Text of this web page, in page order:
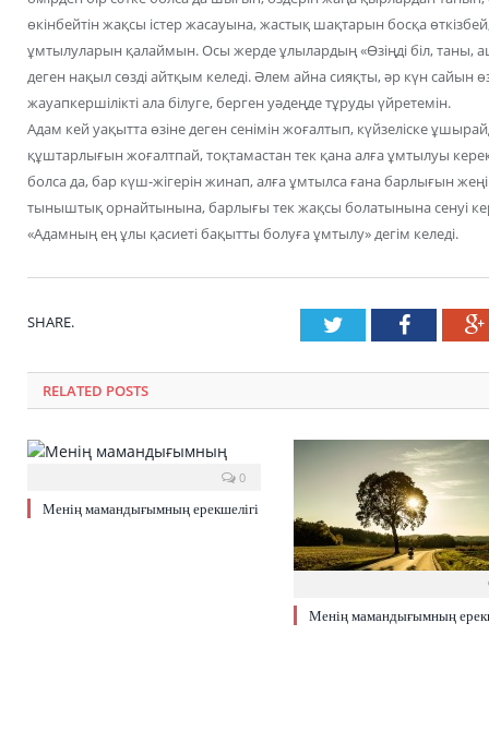
өкінбейтін жақсы істер жасауына, жастық шақтарын босқа
ұмтылуларын қалаймын. Осы жерде ұлылардың «Өзіңді біл, таны,
деген нақыл сөзді айтқым келеді. Әлем айна сияқты, әр күн сайын
жауапкершілікті ала білуге, берген уәдеңде тұруды үйретемін.
Адам кей уақытта өзіне деген сенімін жоғалтып, күйзеліске
құштарлығын жоғалтпай, тоқтамастан тек қана алға ұмтылуы
болса да, бар күш-жігерін жинап, алға ұмтылса ғана барлығын
тыныштық орнайтынына, барлығы тек жақсы болатынына сенуі
«Адамның ең ұлы қасиеті бақытты болуға ұмтылу» дегім келеді.
SHARE. Twitter
RELATED POSTS
0
Менің мамандығымның ерекшелігі
Менің мамандығымның